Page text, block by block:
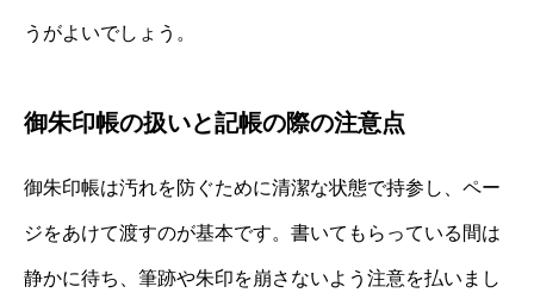
うがよいでしょう。
御朱印帳の扱いと記帳の際の注意点
御朱印帳は汚れを防ぐために清潔な状態で持参し、ペー
ジをあけて渡すのが基本です。書いてもらっている間は
静かに待ち、筆跡や朱印を崩さないよう注意を払いまし